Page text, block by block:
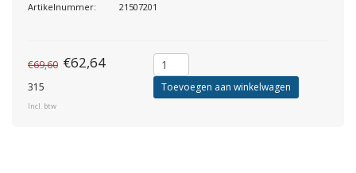
Artikelnummer: 21507201
€69,60 €62,64
315
Incl. btw
Toevoegen aan winkelwagen